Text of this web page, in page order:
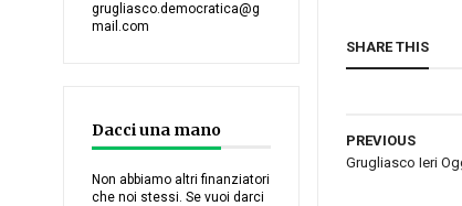
grugliasco.democratica@g
mail.com
Dacci una mano
Non abbiamo altri finanziatori
che noi stessi. Se vuoi darci
SHARE THIS
PREVIOUS
Grugliasco Ieri